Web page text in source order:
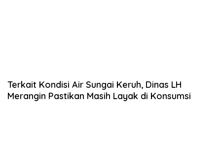
Terkait Kondisi Air Sungai Keruh, Dinas LH
Merangin Pastikan Masih Layak di Konsumsi